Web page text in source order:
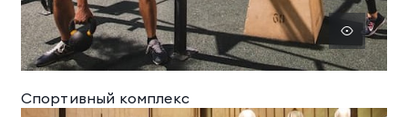
Спортивный комплекс